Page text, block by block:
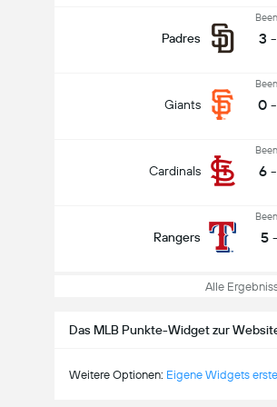
Padres 3 -
Giants 0 -
Cardinals 6 -
Rangers 5 -
Alle
Das MLB Punkte-Widget zur
Weitere Optionen: Eigene Widgets